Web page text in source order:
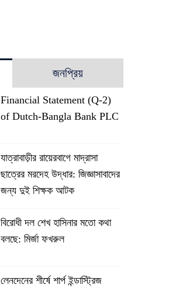
জনপ্রিয়
Financial Statement (Q-2)
of Dutch-Bangla Bank PLC
যাত্রাবাড়ীর রায়েরবাগে মাদ্রাসা
ছাত্রের মরদেহ উদ্ধার: জিজ্ঞাসাবাদের
জন্য দুই শিক্ষক আটক
বিরোধী দল শেখ হাসিনার মতো কথা
বলছে: মির্জা ফখরুল
লেনদেনের শীর্ষে শার্প ইন্ডাস্ট্রিজ